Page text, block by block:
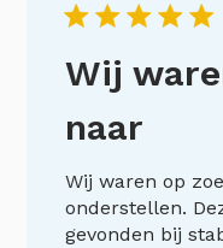
Wij
naar
Wij waren op
onderstellen.
gevonden bij